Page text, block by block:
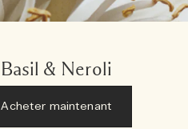
Basil & Neroli
Acheter maintenant